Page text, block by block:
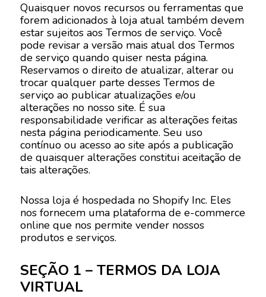
Quaisquer novos recursos ou ferramentas que
forem adicionados à loja atual também devem
estar sujeitos aos Termos de serviço. Você
pode revisar a versão mais atual dos Termos
de serviço quando quiser nesta página.
Reservamos o direito de atualizar, alterar ou
trocar qualquer parte desses Termos de
serviço ao publicar atualizações e/ou
alterações no nosso site. É sua
responsabilidade verificar as alterações feitas
nesta página periodicamente. Seu uso
contínuo ou acesso ao site após a publicação
de quaisquer alterações constitui aceitação de
tais alterações.
Nossa loja é hospedada no Shopify Inc. Eles
nos fornecem uma plataforma de e-commerce
online que nos permite vender nossos
produtos e serviços.
SEÇÃO 1 – TERMOS DA LOJA
VIRTUAL